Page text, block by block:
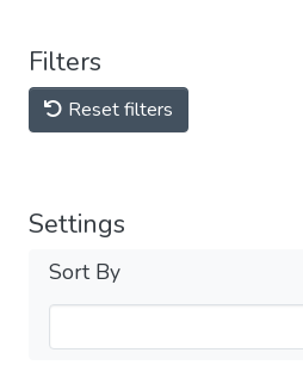
Filters
Reset filters
Settings
Sort By